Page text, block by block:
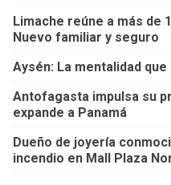
Limache reúne a más de
Nuevo familiar y seguro
Aysén: La mentalidad
Antofagasta impulsa su
expande a Panamá
Dueño de joyería
incendio en Mall Plaza